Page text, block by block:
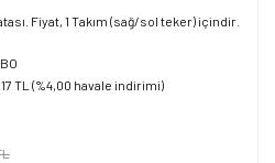
Fiyat, 1 Takım (sağ/sol teker) içindir.
TL (%4,00 havale indirimi)